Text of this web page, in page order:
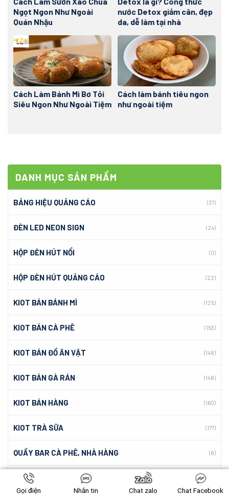
DANH MỤC SẢN PHẨM
BẢNG HIỆU QUẢNG CÁO (37)
ĐÈN LED NEON SIGN (24)
HỘP ĐÈN HÚT NỔI (0)
HỘP ĐÈN HÚT QUẢNG CÁO (22)
KIOT BÁN BÁNH MÌ (125)
KIOT BÁN CÀ PHÊ (153)
KIOT BÁN ĐỒ ĂN VẶT (148)
KIOT BÁN GÀ RÁN (148)
KIOT BÁN HÀNG (160)
KIOT TRÀ SỮA (177)
QUẦY BAR CÀ PHÊ, NHÀ HÀNG (8)
QUẦY CÀ PHÊ (23)
Ngọt Ngon Như Ngoài
Quán Nhậu
nước Detox giảm cân, đẹp
da, dễ làm tại nhà
Cách Làm Bánh Mì Bơ Tỏi
Siêu Ngon Như Ngoài Tiệm
Cách làm bánh tiêu ngon
như ngoài tiệm
Gọi điện Nhắn tin Chat zalo Chat Facebook